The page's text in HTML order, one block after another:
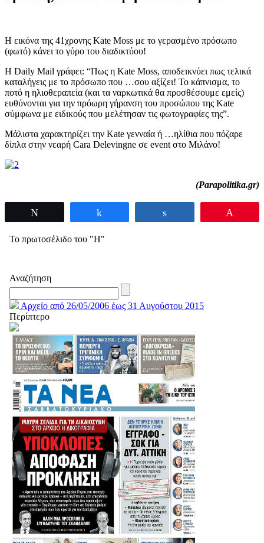
Η εικόνα της 41χρονης Kate Moss με το γερασμένο πρόσωπο
(φωτό) κάνει το γύρο του διαδικτύου!
Η Daily Mail γράφει: “Πως η Kate Moss, αποδεικνύει πως τελικά
καταλήγεις με το πρόσωπο που …σου αξίζει! Το κάπνισμα, το
ποτό η ηλιοθεραπεία (και τα ναρκωτικά θα προσθέσουμε εμείς)
ευθύνονται για την πρόωρη γήρανση του προσώπου της Kate
σύμφωνα με ειδικούς που μελέτησαν τις φωτογραφίες της”.
Mάλιστα χαρακτηρίζει την Kate γενναία ή …ηλίθια που πόζαρε
δίπλα στην νεαρή Cara Delevingne σε event στο Μιλάνο!
(Parapolitika.gr)
Το πρωτοσέλιδο του "Η"
Αναζήτηση
Αρχείο από 26/05/2006 έως 31 Αυγούστου 2015
Περίπτερο